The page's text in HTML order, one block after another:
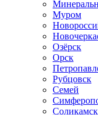
Муром
Озёрск
Орск
Рубцовск
Семей
Соликамск